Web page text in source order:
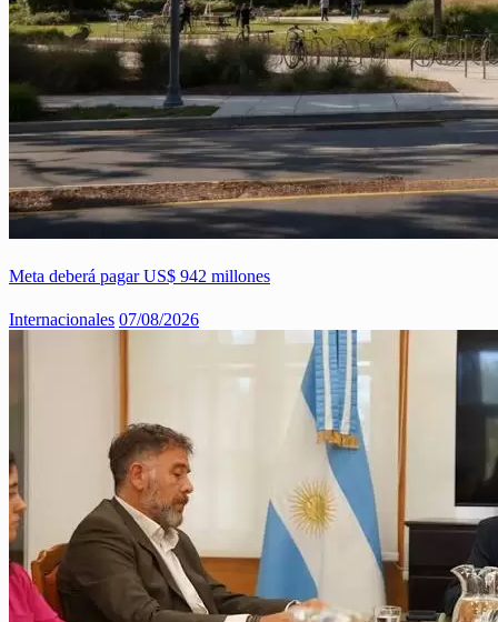
Meta deberá pagar US$ 942 millones
Internacionales 07/08/2026